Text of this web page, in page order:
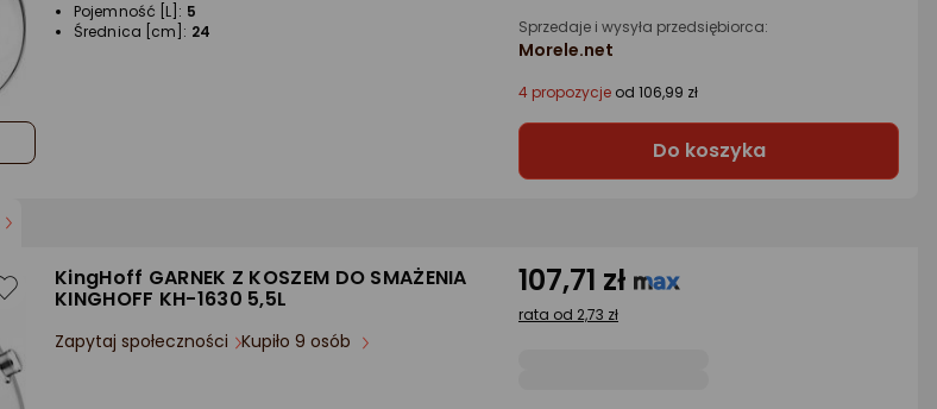
gwiazdki
Pojemność [L]: 5
Średnica [cm]: 24 Sprzedaje i wysyła przedsiębiorca:
Morele.net
4 propozycje od 106,99 zł
Do koszyka
KingHoff GARNEK Z KOSZEM DO SMAŻENIA
KINGHOFF KH-1630 5,5L
Zapytaj społeczności Kupiło 9 osób
107,71 zł
rata od 2,73 zł